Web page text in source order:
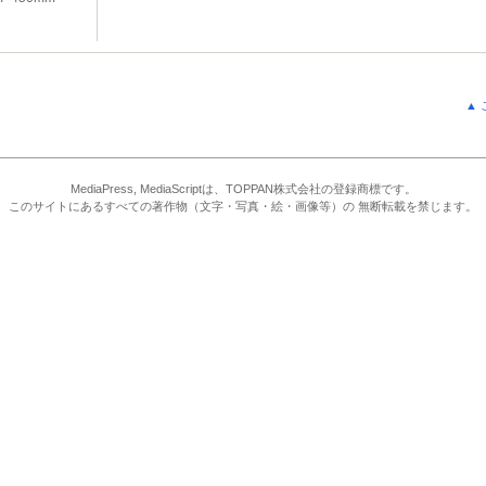
▲
MediaPress, MediaScriptは、TOPPAN株式会社の登録商標です。
このサイトにあるすべての著作物（文字・写真・絵・画像等）の 無断転載を禁じます。